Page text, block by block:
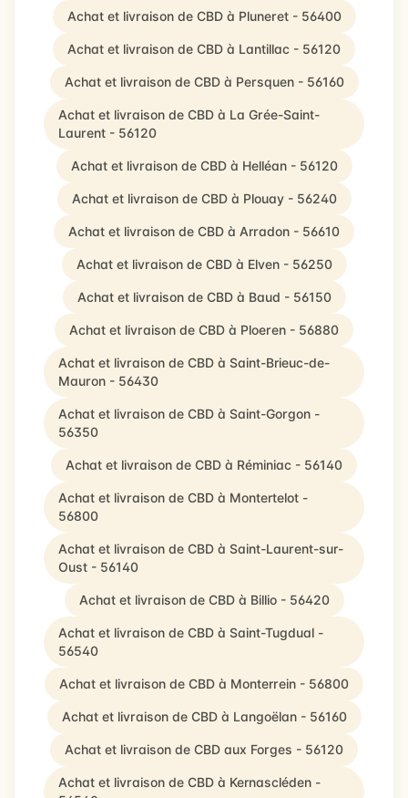
Achat et livraison de CBD à Pluneret - 56400
Achat et livraison de CBD à Lantillac - 56120
Achat et livraison de CBD à Persquen - 56160
Achat et livraison de CBD à La Grée-Saint-
Laurent - 56120
Achat et livraison de CBD à Helléan - 56120
Achat et livraison de CBD à Plouay - 56240
Achat et livraison de CBD à Arradon - 56610
Achat et livraison de CBD à Elven - 56250
Achat et livraison de CBD à Baud - 56150
Achat et livraison de CBD à Ploeren - 56880
Achat et livraison de CBD à Saint-Brieuc-de-
Mauron - 56430
Achat et livraison de CBD à Saint-Gorgon -
56350
Achat et livraison de CBD à Réminiac - 56140
Achat et livraison de CBD à Montertelot -
56800
Achat et livraison de CBD à Saint-Laurent-sur-
Oust - 56140
Achat et livraison de CBD à Billio - 56420
Achat et livraison de CBD à Saint-Tugdual -
56540
Achat et livraison de CBD à Monterrein - 56800
Achat et livraison de CBD à Langoëlan - 56160
Achat et livraison de CBD aux Forges - 56120
Achat et livraison de CBD à Kernascléden -